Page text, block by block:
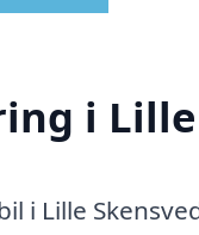
i Lille
i Lille